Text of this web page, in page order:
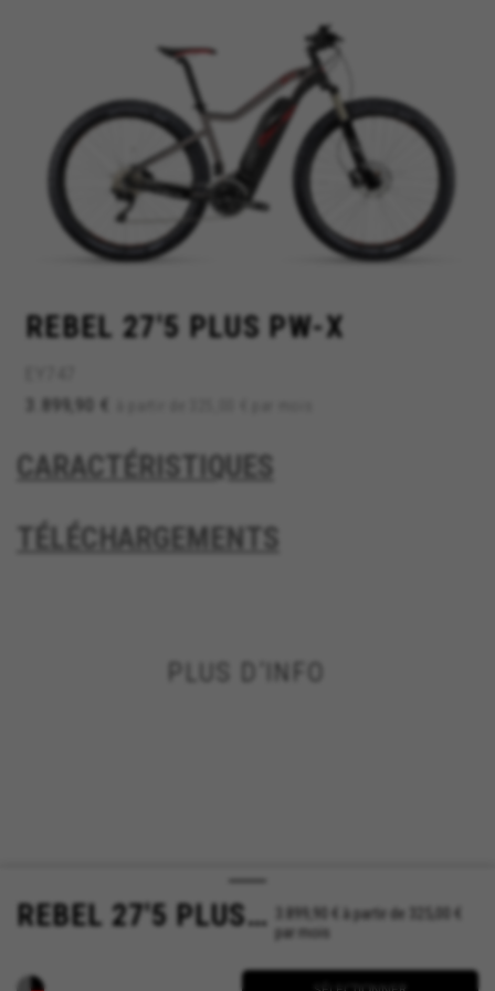
REBEL 27'5 PLUS PW-X
3.899,90 €
REBEL 27'5 PLUS PW-X 3.899,90 € à partir de 325,00 €
par mois
CARACTÉRISTIQUES
TÉLÉCHARGEMENTS
PLUS D’INFO